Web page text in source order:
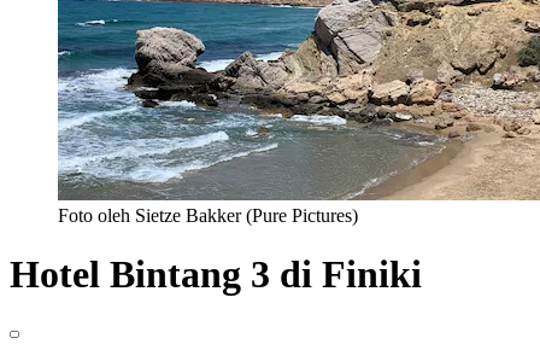
Foto oleh Sietze Bakker (Pure Pictures)
Hotel Bintang 3 di Finiki